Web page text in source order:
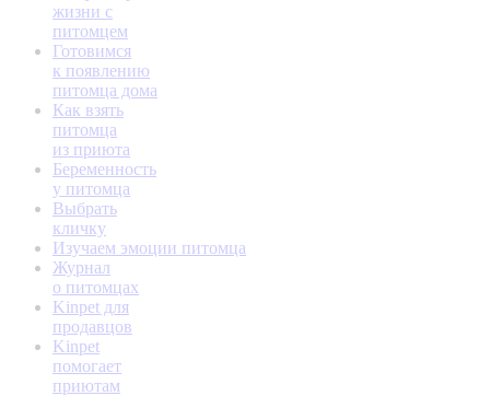
жизни с
питомцем
Готовимся
к появлению
питомца дома
Как взять
питомца
из приюта
Беременность
у питомца
Выбрать
кличку
Изучаем эмоции питомца
Журнал
о питомцах
Kinpet для
продавцов
Kinpet
помогает
приютам